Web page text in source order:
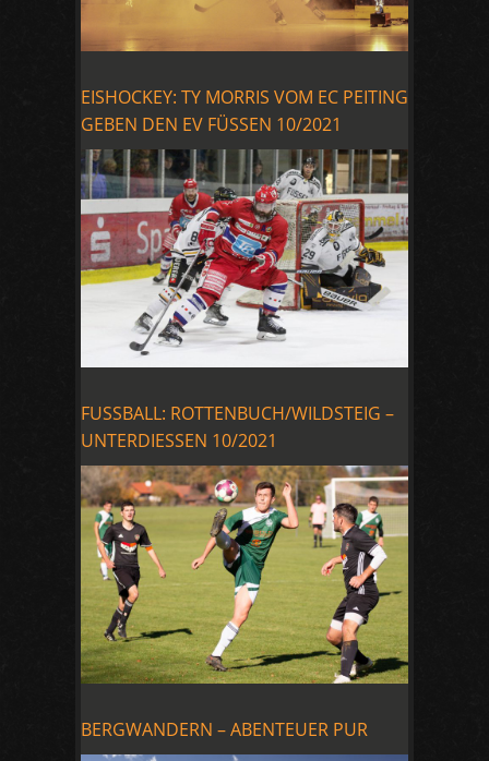
EISHOCKEY: TY MORRIS VOM EC PEITING
GEBEN DEN EV FÜSSEN 10/2021
FUSSBALL: ROTTENBUCH/WILDSTEIG –
UNTERDIESSEN 10/2021
BERGWANDERN – ABENTEUER PUR